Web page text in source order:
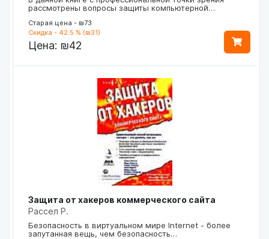
рассмотрены вопросы защиты компьютерной…
Старая цена - ₪73
Скидка - 42.5 % (₪31)
Цена: ₪42
Защита от хакеров коммерческого сайта
Рассел Р.
Безопасность в виртуальном мире Internet - более
запутанная вещь, чем безопасность…